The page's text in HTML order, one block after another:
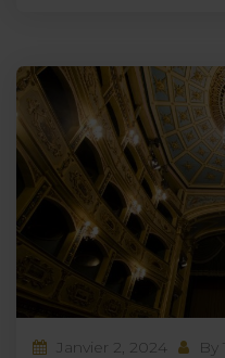
Janvier 2, 2024 By